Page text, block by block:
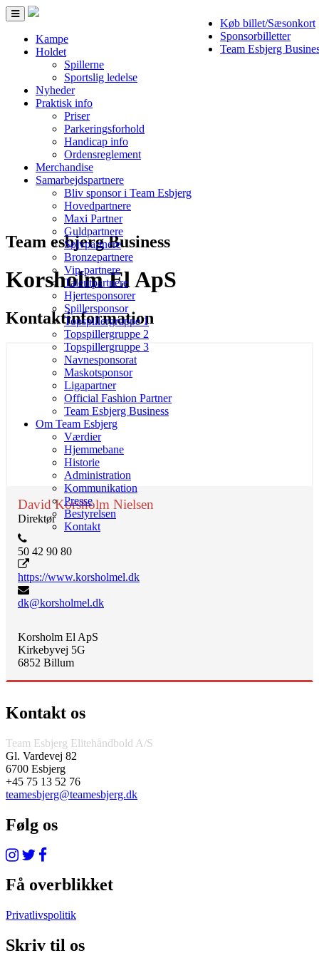
Køb billet/Sæsonkort
Sponsorbilletter
Team Esbjerg
Toggle
navigation
Kampe
Holdet
Spillerne
Sportslig ledelse
Nyheder
Praktisk info
Priser
Parkeringsforhold
Handicap info
Ordensreglement
Merchandise
Samarbejdspartnere
Bliv sponsor i Team Esbjerg
Hovedpartnere
Maxi Partner
Guldpartnere
Sølvpartnere
Bronzepartnere
Vip-partnere
Talentpartnere
Hjertesponsorer
Spillersponsor
Topspillergruppe 1
Topspillergruppe 2
Topspillergruppe 3
Navnesponsorat
Maskotsponsor
Ligapartner
Official Fashion Partner
Team Esbjerg Business
Om Team Esbjerg
Værdier
Hjemmebane
Historie
Administration
Kommunikation
Presse
Bestyrelsen
Kontakt
Team esbjerg Business
Korsholm El ApS
Kontaktinformation
David Korsholm Nielsen
Direktør
50 42 90 80
https://www.korsholmel.dk
dk@korsholmel.dk
Korsholm El ApS
Kirkebyvej 5G
6852 Billum
Kontakt os
Team Esbjerg Elitehåndbold A/S
Gl. Vardevej 82
6700 Esbjerg
+45 75 13 52 76
teamesbjerg@teamesbjerg.dk
Følg os
Få overblikket
Privatlivspolitik
Skriv til os